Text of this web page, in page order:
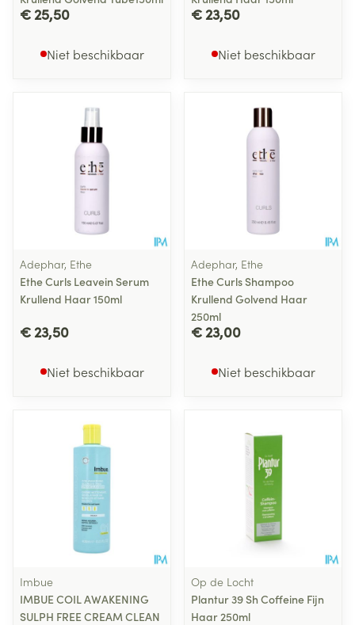
€ 25,50
Niet beschikbaar
€ 23,50
Niet beschikbaar
Adephar, Ethe
Ethe Curls Leavein Serum
Krullend Haar 150ml
€ 23,50
Niet beschikbaar
Adephar, Ethe
Ethe Curls Shampoo
Krullend Golvend Haar
250ml
€ 23,00
Niet beschikbaar
Imbue
IMBUE COIL AWAKENING
SULPH FREE CREAM CLEAN
Op de Locht
Plantur 39 Sh Coffeine Fijn
Haar 250ml